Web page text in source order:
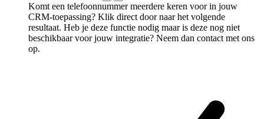
Komt een telefoonnummer meerdere keren voor in jouw
CRM-toepassing? Klik direct door naar het volgende
resultaat. Heb je deze functie nodig maar is deze nog niet
beschikbaar voor jouw integratie? Neem dan contact met ons
op.